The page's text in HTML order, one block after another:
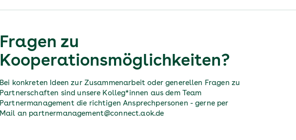
Fragen zu
Kooperationsmöglichkeiten?
Bei konkreten Ideen zur Zusammenarbeit oder generellen Fragen zu
Partnerschaften sind unsere Kolleg*innen aus dem Team
Partnermanagement die richtigen Ansprechpersonen - gerne per
Mail an partnermanagement@connect.aok.de